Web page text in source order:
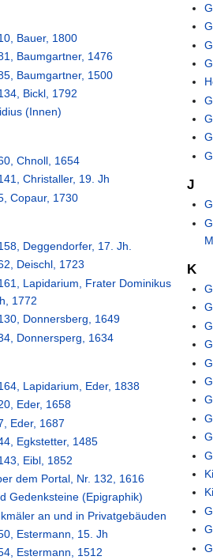
Bauer, 1800
Baumgartner, 1476
Baumgartner, 1500
Bickl, 1792
(Innen)
Chnoll, 1654
Christaller, 19. Jh
Copaur, 1730
Deggendorfer, 17. Jh.
Deischl, 1723
Lapidarium, Frater Dominikus
1772
Donnersberg, 1649
Donnersperg, 1634
Lapidarium, Eder, 1838
Eder, 1658
Eder, 1687
Egkstetter, 1485
Eibl, 1852
dem Portal, Nr. 132, 1616
Gedenksteine (Epigraphik)
an und in Privatgebäuden
Estermann, 15. Jh
Estermann, 1512
J
K